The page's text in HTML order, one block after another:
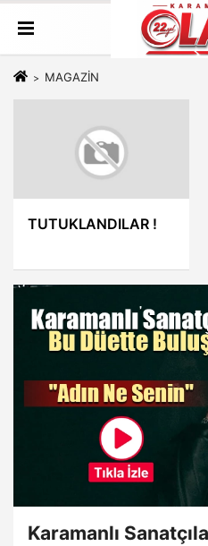
MAGAZİN
TUTUKLANDILAR !
Karamanlı